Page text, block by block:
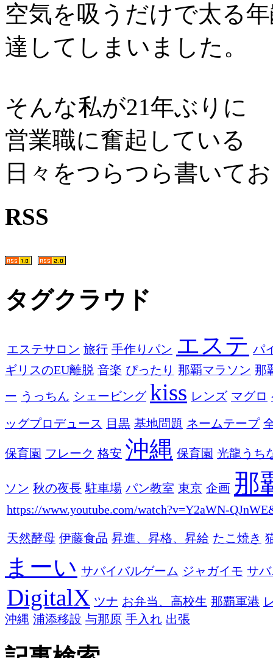
空気を吸うだけで太る
達してしまいました。
そんな私が21年ぶりに
営業職に奮起している
日々をつらつら書いて
RSS
タグクラウド
エステサロン 旅行 手作りパン エステ パ
ギリスのEU離脱 音楽 ぴったり 那覇マラソン 那
ー うっちん シェービング kiss レンズ マグロ
ッグプロデュース 目黒 基地問題 ネームテープ
保育園 フレーク 格安 沖縄 保育園 光龍うち
ソン 秋の夜長 駐車場 パン教室 東京 企画 那
https://www.youtube.com/watch?v=Y2aWN-
天然酵母 伊藤食品 昇進、昇格、昇給 たこ焼き
まーい サバイバルゲーム ジャガイモ サ
DigitalX ツナ お弁当、高校生 那覇軍港
沖縄 浦添移設 与那原 手入れ 出張